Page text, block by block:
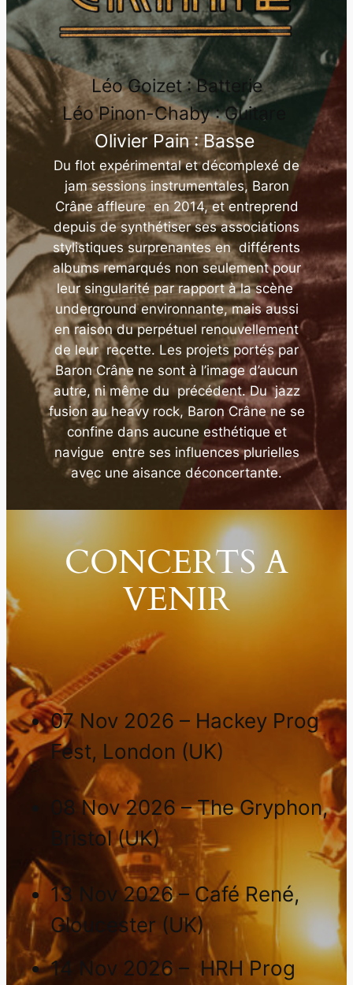
Léo Goizet : Batterie
Léo Pinon-Chaby : Guitare
Olivier Pain : Basse
Du flot expérimental et décomplexé de
jam sessions instrumentales, Baron
Crâne affleure en 2014, et entreprend
depuis de synthétiser ses associations
stylistiques surprenantes en différents
albums remarqués non seulement pour
leur singularité par rapport à la scène
underground environnante, mais aussi
en raison du perpétuel renouvellement
de leur recette. Les projets portés par
Baron Crâne ne sont à l’image d’aucun
autre, ni même du précédent. Du jazz
fusion au heavy rock, Baron Crâne ne se
confine dans aucune esthétique et
navigue entre ses influences plurielles
avec une aisance déconcertante.
CONCERTS A
VENIR
07 Nov 2026 – Hackey Prog
Fest, London (UK)
08 Nov 2026 – The Gryphon,
Bristol (UK)
13 Nov 2026 – Café René,
Gloucester (UK)
14 Nov 2026 – HRH Prog